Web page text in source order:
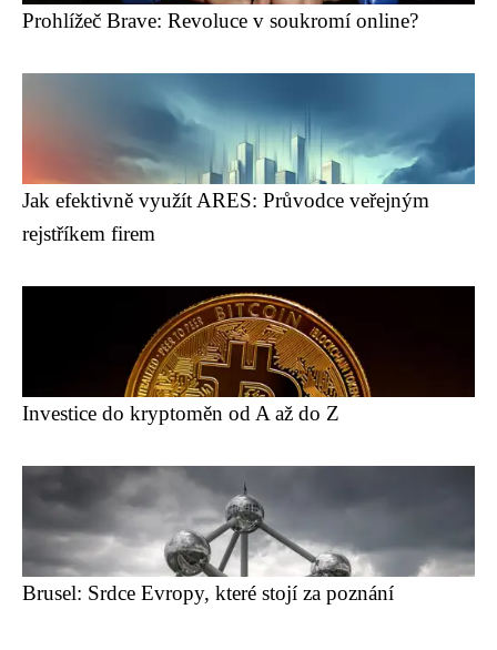
Prohlížeč Brave: Revoluce v soukromí online?
Jak efektivně využít ARES: Průvodce veřejným
rejstříkem firem
Investice do kryptoměn od A až do Z
Brusel: Srdce Evropy, které stojí za poznání